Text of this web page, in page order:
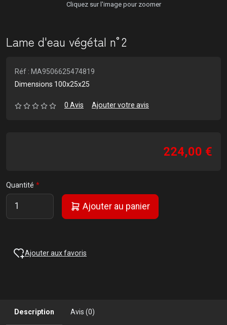
Cliquez sur l'image pour zoomer
Lame d'eau végétal n°2
Réf : MA9506625474819
Dimensions 100x25x25
0 Avis Ajouter votre avis
224,00 €
Quantité
Ajouter au panier
Ajouter aux favoris
Description Avis (0)